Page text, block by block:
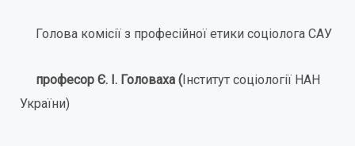
Голова комісії з професійної етики соціолога САУ
професор Є. І. Головаха (Інститут соціології НАН
України)